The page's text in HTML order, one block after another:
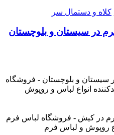
کلاه و دستمال سر
در سیستان و بلوچستان
سیستان و بلوچستان - فروشگاه
انواع لباس و روپوش